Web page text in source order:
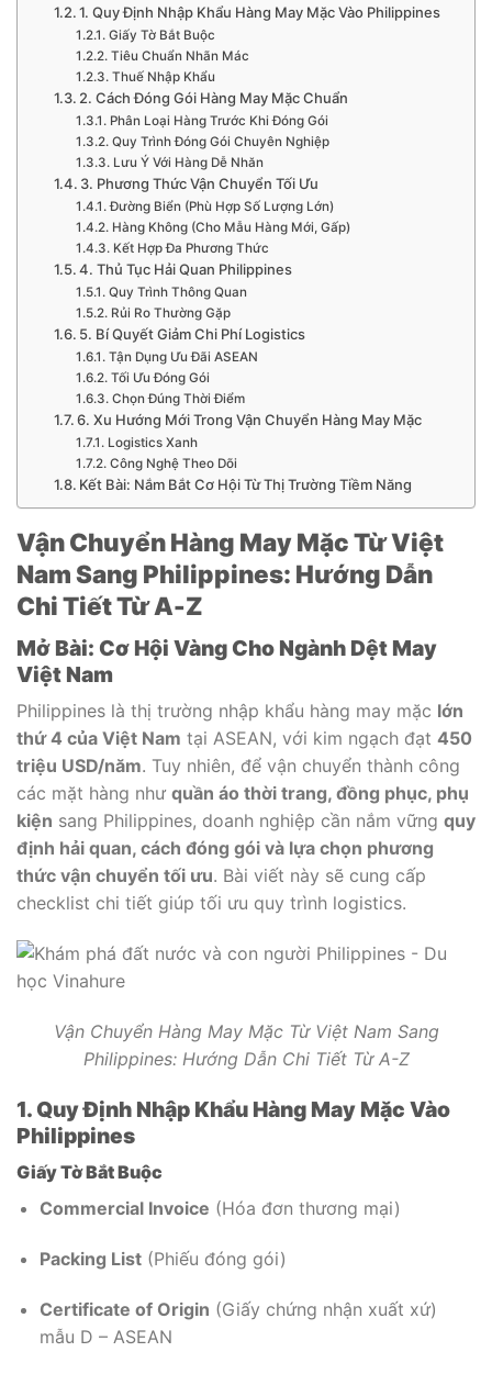
1. Quy Định Nhập Khẩu Hàng May Mặc Vào Philippines
Giấy Tờ Bắt Buộc
Tiêu Chuẩn Nhãn Mác
Thuế Nhập Khẩu
2. Cách Đóng Gói Hàng May Mặc Chuẩn
Phân Loại Hàng Trước Khi Đóng Gói
Quy Trình Đóng Gói Chuyên Nghiệp
Lưu Ý Với Hàng Dễ Nhăn
3. Phương Thức Vận Chuyển Tối Ưu
Đường Biển (Phù Hợp Số Lượng Lớn)
Hàng Không (Cho Mẫu Hàng Mới, Gấp)
Kết Hợp Đa Phương Thức
4. Thủ Tục Hải Quan Philippines
Quy Trình Thông Quan
Rủi Ro Thường Gặp
5. Bí Quyết Giảm Chi Phí Logistics
Tận Dụng Ưu Đãi ASEAN
Tối Ưu Đóng Gói
Chọn Đúng Thời Điểm
6. Xu Hướng Mới Trong Vận Chuyển Hàng May Mặc
Logistics Xanh
Công Nghệ Theo Dõi
Kết Bài: Nắm Bắt Cơ Hội Từ Thị Trường Tiềm Năng
Vận Chuyển Hàng May Mặc Từ Việt
Nam Sang Philippines: Hướng Dẫn
Chi Tiết Từ A-Z
Mở Bài: Cơ Hội Vàng Cho Ngành Dệt May
Việt Nam
Philippines là thị trường nhập khẩu hàng may mặc lớn
thứ 4 của Việt Nam tại ASEAN, với kim ngạch đạt 450
triệu USD/năm. Tuy nhiên, để vận chuyển thành công
các mặt hàng như quần áo thời trang, đồng phục, phụ
kiện sang Philippines, doanh nghiệp cần nắm vững quy
định hải quan, cách đóng gói và lựa chọn phương
thức vận chuyển tối ưu. Bài viết này sẽ cung cấp
checklist chi tiết giúp tối ưu quy trình logistics.
Vận Chuyển Hàng May Mặc Từ Việt Nam Sang
Philippines: Hướng Dẫn Chi Tiết Từ A-Z
1. Quy Định Nhập Khẩu Hàng May Mặc Vào
Philippines
Giấy Tờ Bắt Buộc
Commercial Invoice (Hóa đơn thương mại)
Packing List(Phiếu đóng gói)
Certificate of Origin (Giấy chứng nhận xuất xứ)
mẫu D – ASEAN